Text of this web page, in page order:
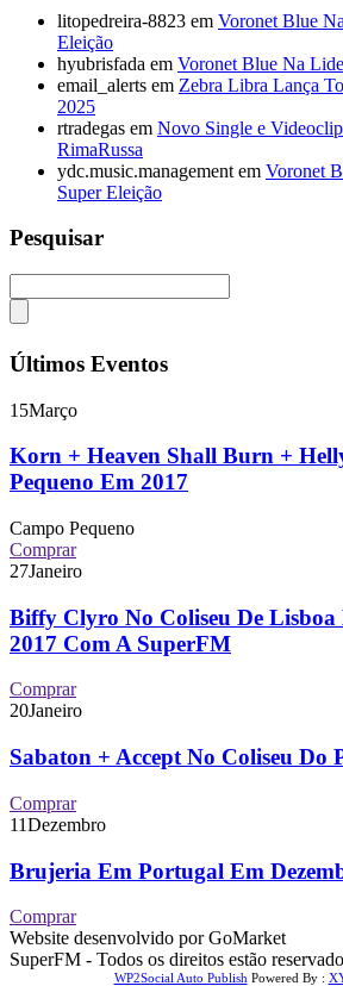
litopedreira-8823 em Voronet Blue
Eleição
hyubrisfada em Voronet Blue Na
email_alerts em Zebra Libra Lança
2025
rtradegas em Novo Single e
RimaRussa
ydc.music.management em Voronet
Super Eleição
Pesquisar
Últimos Eventos
15Março
Korn + Heaven Shall Burn +
Pequeno Em 2017
Campo Pequeno
Comprar
27Janeiro
Biffy Clyro No Coliseu De Lisboa
2017 Com A SuperFM
Comprar
20Janeiro
Sabaton + Accept No Coliseu Do
Comprar
11Dezembro
Brujeria Em Portugal Em
Comprar
Website desenvolvido por GoMarket
SuperFM - Todos os direitos estão
WP2Social Auto Publish Powered By :